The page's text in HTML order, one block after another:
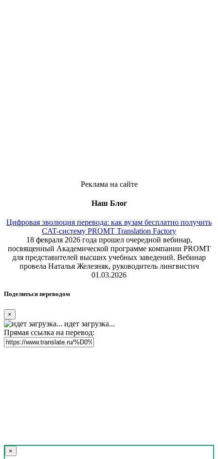
Реклама на сайте
Наш Блог
Цифровая эволюция перевода: как вузам бесплатно получить
CAT-систему PROMT Translation Factory
18 февраля 2026 года прошел очередной вебинар,
посвященный Академической программе компании PROMT
для представителей высших учебных заведений. Вебинар
провела Наталья Железняк, руководитель лингвистич
01.03.2026
Поделиться переводом
×
идет загрузка...
Прямая ссылка на перевод:
×